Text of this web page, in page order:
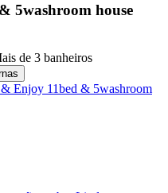
5washroom house
de 3 banheiros
Enjoy 11bed & 5washroom